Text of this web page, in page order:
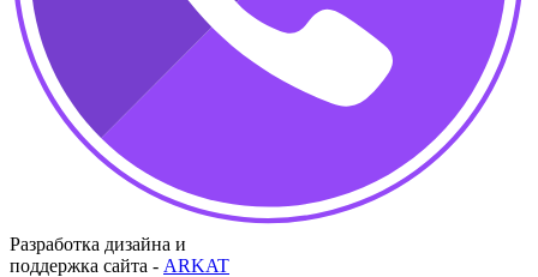
Разработка дизайна и
поддержка сайта - ARKAT